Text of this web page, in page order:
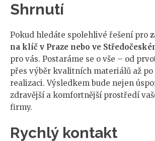
Shrnutí
Pokud hledáte spolehlivé řešení pro
na klíč v Praze nebo ve
pro vás. Postaráme se o vše – od
přes výběr kvalitních materiálů až po
realizaci. Výsledkem bude nejen
zdravější a komfortnější prostředí
firmy.
Rychlý kontakt